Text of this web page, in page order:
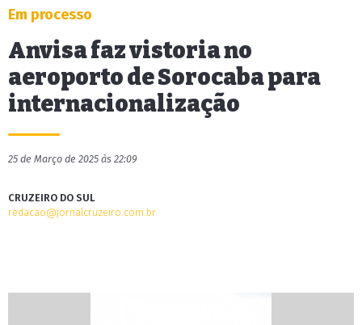
Em processo
Anvisa faz vistoria no
aeroporto de Sorocaba para
internacionalização
25 de Março de 2025 às 22:09
CRUZEIRO DO SUL
redacao@jornalcruzeiro.com.br